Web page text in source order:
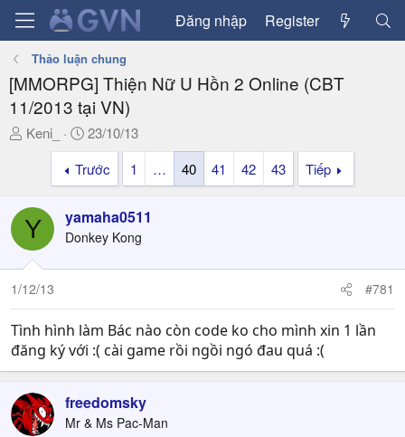
Đăng nhập Register
Thảo luận chung
[MMORPG] Thiện Nữ U Hồn 2 Online (CBT
11/2013 tại VN)
T
a
d
s
t
a
e
r
Keni_
N
g
à
y
ử
i
23/10/13
Trước
1 … 40 41 42 43 Tiếp
Y yamaha0511
Donkey Kong
1/12/13 #781
Tình hình làm Bác nào còn code ko cho mình xin 1 lần
đăng ký với :( cài game rồi ngồi ngó đau quá :(
freedomsky
Mr & Ms Pac-Man